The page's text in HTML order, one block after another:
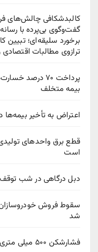
کالبدشکافی چالش‌های
گفت‌وگوی بی‌پرده با
برخورد سلیقه‌ای؛ تبیین
ترازوی مطالبات
پرداخت ۷۰
بیمه متخلف
اعتراض به تأخیر بیمه‌ها
قطع برق واحدهای
است
دبل درگاهی در شب توقف
شد
فشارشکن ۵۰۰ میلی متری جنت آباد جنوبی تعویض شد